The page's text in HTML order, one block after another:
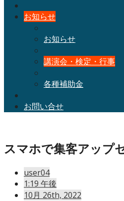
お知らせ
お知らせ
講演会・検定・行事
各種補助金
お問い合せ
スマホで集客アップ
user04
1:19 午後
10月 26th, 2022